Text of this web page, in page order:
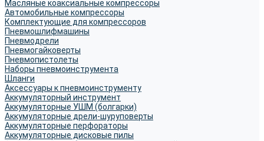
Масляные коаксиальные компрессоры
Автомобильные компрессоры
Комплектующие для компрессоров
Пневмошлифмашины
Пневмодрели
Пневмогайковерты
Пневмопистолеты
Наборы пневмоинструмента
Шланги
Аксессуары к пневмоинструменту
Аккумуляторный инструмент
Аккумуляторные УШМ (болгарки)
Аккумуляторные дрели-шуруповерты
Аккумуляторные перфораторы
Аккумуляторные дисковые пилы